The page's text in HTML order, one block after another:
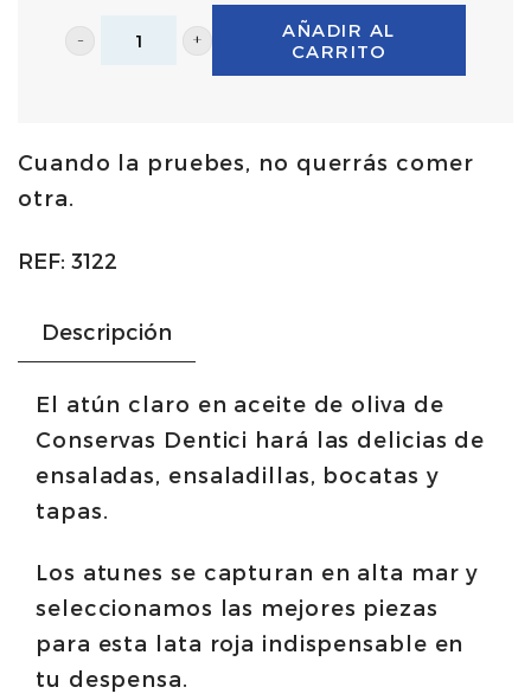
Atún
aceite
de
120g
Olasagasti
AÑADIR AL
CARRITO
Cuando la pruebes, no querrás comer
otra.
REF: 3122
Descripción
El atún claro en aceite de oliva de
Conservas Dentici hará las delicias de
ensaladas, ensaladillas, bocatas y
tapas.
Los atunes se capturan en alta mar y
seleccionamos las mejores piezas
para esta lata roja indispensable en
tu despensa.